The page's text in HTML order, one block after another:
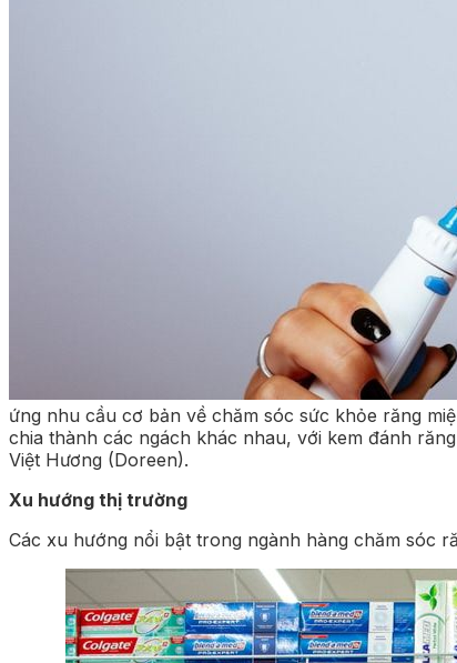
ứng nhu cầu cơ bản về chăm sóc sức khỏe răng
chia thành các ngách khác nhau, với kem đánh
Việt Hương (Doreen).
Xu hướng thị trường
Các xu hướng nổi bật trong ngành hàng chăm sóc